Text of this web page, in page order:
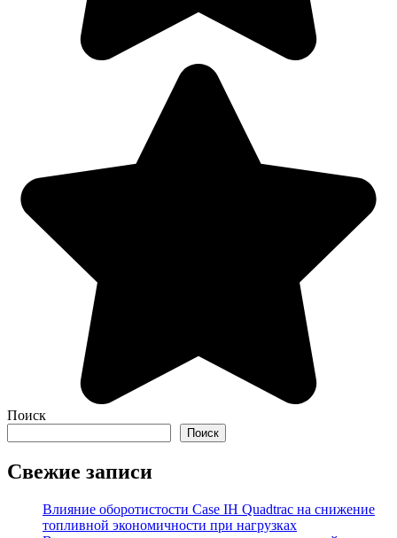
Поиск
Поиск
Свежие записи
Влияние оборотистости Case IH Quadtrac на снижение
топливной экономичности при нагрузках